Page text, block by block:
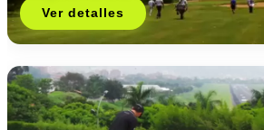
Ver detalles